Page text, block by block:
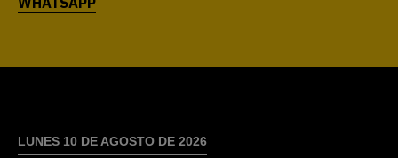
LUNES 10 DE AGOSTO DE 2026